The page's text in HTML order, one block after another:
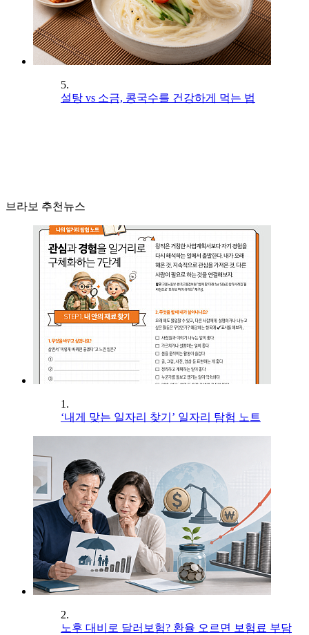
5.
설탕 vs 소금, 콩국수를 건강하게 먹는 법
브라보 추천뉴스
1.
‘내게 맞는 일자리 찾기’ 일자리 탐험 노트
2.
노후 대비로 달러보험? 환율 오르면 보험료 부담